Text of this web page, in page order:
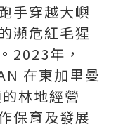
手穿越大嶼
瀕危紅毛猩
2023年，
在東加里曼
林地經營
保育及發展